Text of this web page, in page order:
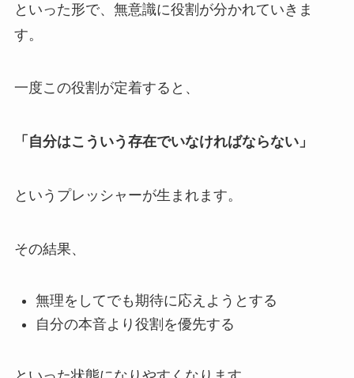
といった形で、無意識に役割が分かれていきま
す。
一度この役割が定着すると、
「自分はこういう存在でいなければならない」
というプレッシャーが生まれます。
その結果、
無理をしてでも期待に応えようとする
自分の本音より役割を優先する